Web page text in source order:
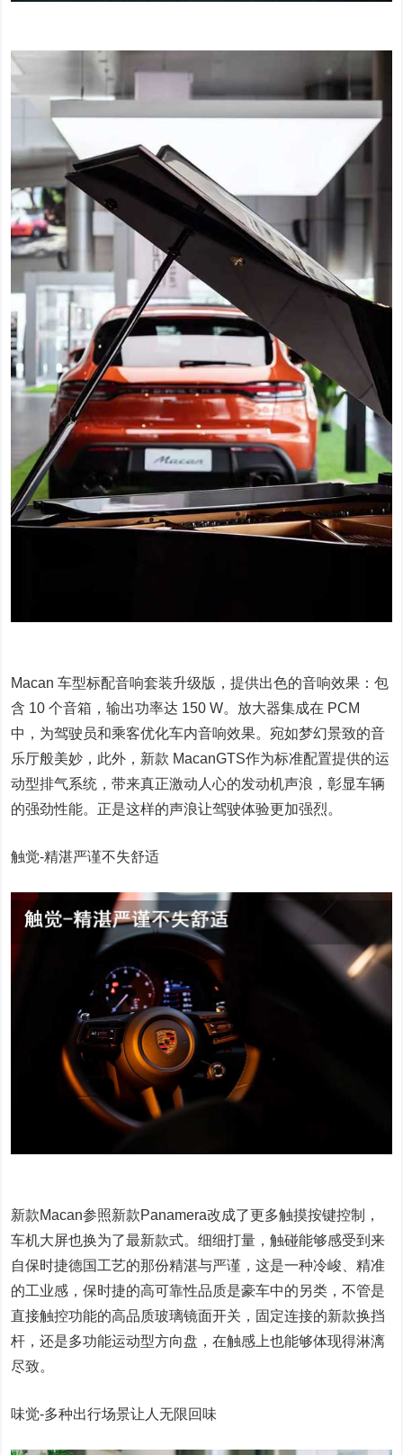
Macan 车型标配音响套装升级版，提供出色的音响效果：包
含 10 个音箱，输出功率达 150 W。放大器集成在 PCM
中，为驾驶员和乘客优化车内音响效果。宛如梦幻景致的音
乐厅般美妙，此外，新款 MacanGTS作为标准配置提供的运
动型排气系统，带来真正激动人心的发动机声浪，彰显车辆
的强劲性能。正是这样的声浪让驾驶体验更加强烈。
触觉-精湛严谨不失舒适
新款Macan参照新款Panamera改成了更多触摸按键控制，
车机大屏也换为了最新款式。细细打量，触碰能够感受到来
自保时捷德国工艺的那份精湛与严谨，这是一种冷峻、精准
的工业感，保时捷的高可靠性品质是豪车中的另类，不管是
直接触控功能的高品质玻璃镜面开关，固定连接的新款换挡
杆，还是多功能运动型方向盘，在触感上也能够体现得淋漓
尽致。
味觉-多种出行场景让人无限回味